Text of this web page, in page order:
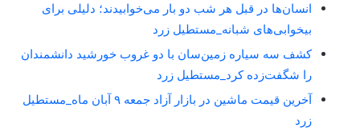
انسان‌ها در قبل هر شب دو بار می‌خوابیدند؛ دلیلی برای
بیخوابی‌های شبانه_مستطیل زرد
کشف سه سیاره زمین‌سان با دو غروب خورشید دانشمندان
را شگفت‌زده کرد_مستطیل زرد
آخرین قیمت ماشین در بازار آزاد جمعه ۹ آبان ماه_مستطیل
زرد